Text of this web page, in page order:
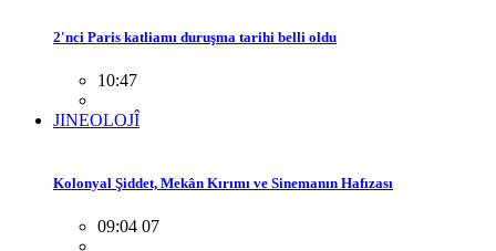
2'nci Paris katliamı duruşma tarihi belli oldu
10:47
JINEOLOJÎ
Kolonyal Şiddet, Mekân Kırımı ve Sinemanın Hafızası
09:04 07